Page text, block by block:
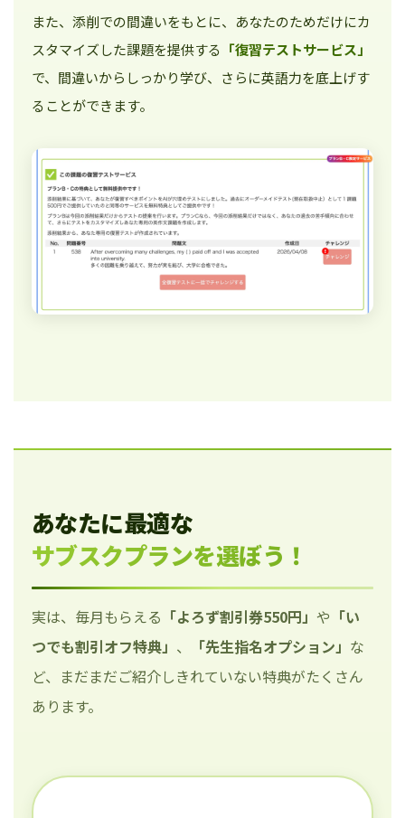
また、添削での間違いをもとに、あなたのためだけにカ
スタマイズした課題を提供する 「復習テストサービス」
で、間違いからしっかり学び、さらに英語力を底上げす
ることができます。
あなたに最適な
サブスクプランを選ぼう！
実は、毎月もらえる 「よろず割引券550円」 や 「い
つでも割引オフ特典」 、 「先生指名オプション」 な
ど、まだまだご紹介しきれていない特典がたくさん
あります。